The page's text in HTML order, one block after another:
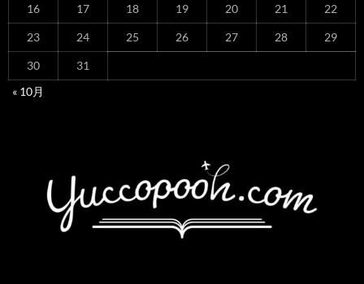
16 17 18 19 20 21 22
23 24 25 26 27 28 29
30
31
« 10月